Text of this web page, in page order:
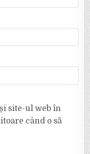
site-ul web în
când o să